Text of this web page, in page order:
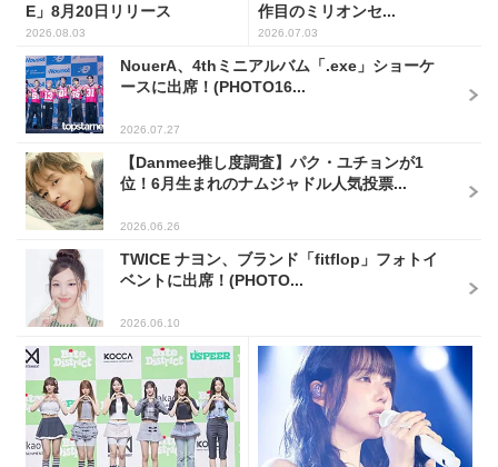
E」8月20日リリース
2026.08.03
作目のミリオンセ...
2026.07.03
NouerA、4thミニアルバム「.exe」ショーケ
ースに出席！(PHOTO16...
2026.07.27
【Danmee推し度調査】パク・ユチョンが1
位！6月生まれのナムジャドル人気投票...
2026.06.26
TWICE ナヨン、ブランド「fitflop」フォトイ
ベントに出席！(PHOTO...
2026.06.10